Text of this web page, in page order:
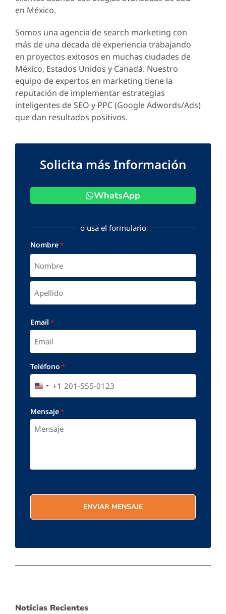
en México.
Somos una agencia de search marketing con
más de una decada de experiencia trabajando
en proyectos exitosos en muchas ciudades de
México, Estados Unidos y Canadá. Nuestro
equipo de expertos en marketing tiene la
reputación de implementar estrategias
inteligentes de SEO y PPC (Google Adwords/Ads)
que dan resultados positivos.
Solicita más Información
WhatsApp
o usa el formulario
Nombre*
Email *
Teléfono *
UNITED STATES +1
+1
Mensaje*
Noticias Recientes